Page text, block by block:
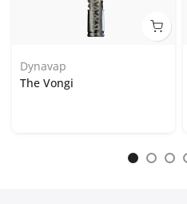
Dynavap
The Vongi